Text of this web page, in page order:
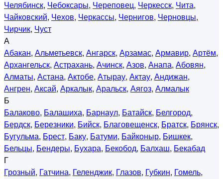
Челябинск, Чебоксары, Череповец, Черкесск, Чита,
Чайковский, Чехов, Черкассы, Чернигов, Черновцы,
Чирчик, Чуст
А
Абакан, Альметьевск, Ангарск, Арзамас, Армавир, Артём,
Архангельск, Астрахань, Ачинск, Азов, Анапа, Абовян,
Алматы, Астана, Актобе, Атырау, Актау, Андижан,
Ангрен, Аксай, Аркалык, Аральск, Аягоз, Алмалык
Б
Балаково, Балашиха, Барнаул, Батайск, Белгород,
Бердск, Березники, Бийск, Благовещенск, Братск, Брянск,
Бугульма, Брест, Баку, Батуми, Байконыр, Бишкек,
Бельцы, Бендеры, Бухара, Бекобод, Балхаш, Бекабад
Г
Грозный, Гатчина, Геленджик, Глазов, Губкин, Гомель,